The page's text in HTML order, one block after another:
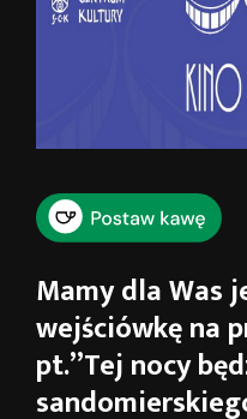
Mamy dla Was
wejściówkę na
pt.”Tej nocy